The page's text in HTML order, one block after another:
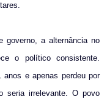
governo, a alternância no
o político consistente.
anos e apenas perdeu por
seria irrelevante. O povo